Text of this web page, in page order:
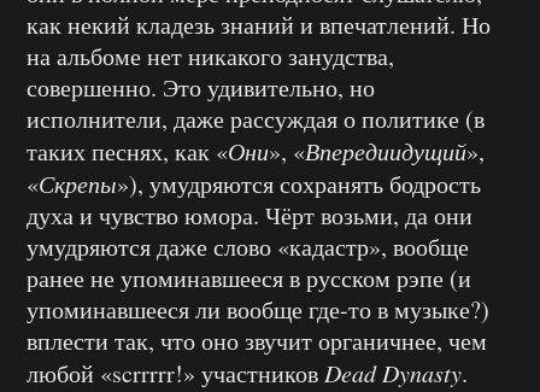
как некий кладезь знаний и впечатлений. Но
на альбоме нет никакого занудства,
совершенно. Это удивительно, но
исполнители, даже рассуждая о политике (в
таких песнях, как «Они», «Впередиидущий»,
«Скрепы»), умудряются сохранять бодрость
духа и чувство юмора. Чёрт возьми, да они
умудряются даже слово «кадастр», вообще
ранее не упоминавшееся в русском рэпе (и
упоминавшееся ли вообще где-то в музыке?)
вплести так, что оно звучит органичнее, чем
любой «scrrrrr!» участниковDead Dynasty.